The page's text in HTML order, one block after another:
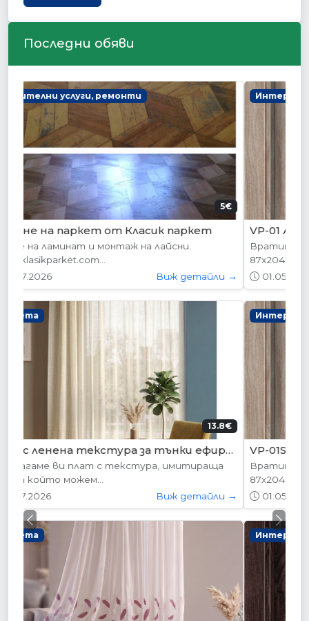
Последни обяви
Интериорни врати
178.95€ (350лв.)
VP-01 Алабама
Вратите се предлагат в следните размери:
87х204см. 77х204см...
01.05.2026
Виж детайли →
Интериорни врати
204.52€ (400лв.)
VP-01S Алабама
Вратите се предлагат в следните размери:
87х204см. 77х204см...
01.05.2026
Виж детайли →
Интериорни врати
Previous Next